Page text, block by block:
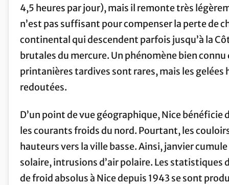
4,5 heures par jour), mais il remonte très
n’est pas suffisant pour compenser la perte de
continental qui descendent parfois jusqu’à la
brutales du mercure. Un phénomène bien connu
printanières tardives sont rares, mais les gelées
redoutées.
D’un point de vue géographique, Nice
les courants froids du nord. Pourtant, les
hauteurs vers la ville basse. Ainsi, janvier
solaire, intrusions d’air polaire. Les
de froid absolus à Nice depuis 1943 se sont